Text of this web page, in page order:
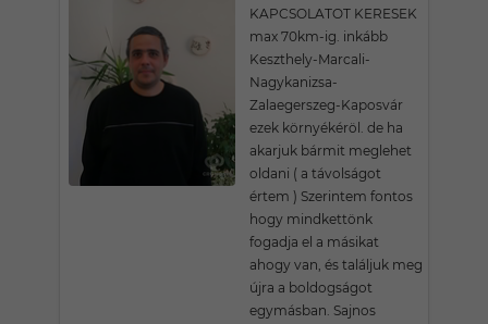
KAPCSOLATOT KERESEK
max 70km-ig. inkább
Keszthely-Marcali-
Nagykanizsa-
Zalaegerszeg-Kaposvár
ezek környékéröl. de ha
akarjuk bármit meglehet
oldani ( a távolságot
értem ) Szerintem fontos
hogy mindkettönk
fogadja el a másikat
ahogy van, és találjuk meg
újra a boldogságot
egymásban. Sajnos